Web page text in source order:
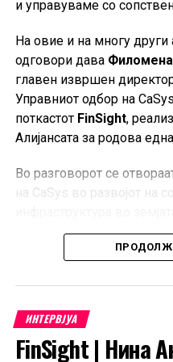
алатка за плаќање и дали
темите на кои Имери дава
На крајот од разговорот,
приоритети на Халк
визијата за
банката во сè
Целото интервју со
можете да го
и управуваме со
На овие и на многу
одговори дава
главен извршен
Управниот одбор на
поткастот FinSight,
Алијансата за родова
Во разговорот се
на CaSys во развојот на
можностите што ги носи
трансформација на
Дали мобилниот телефон
на граѓаните кога
пластичната платежна
ИНТЕРВЈУА
FinSight | Нина